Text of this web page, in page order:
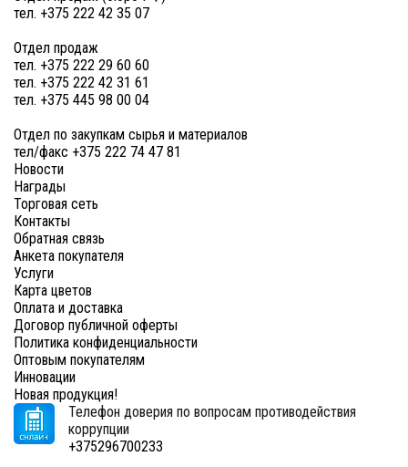
тел. +375 222 42 35 07
Отдел продаж
тел. +375 222 29 60 60
тел. +375 222 42 31 61
тел. +375 445 98 00 04
Отдел по закупкам сырья и материалов
тел/факс +375 222 74 47 81
Новости
Награды
Торговая сеть
Контакты
Обратная связь
Анкета покупателя
Услуги
Карта цветов
Оплата и доставка
Договор публичной оферты
Политика конфиденциальности
Оптовым покупателям
Инновации
Новая продукция!
Телефон доверия по вопросам противодействия
коррупции
+375296700233